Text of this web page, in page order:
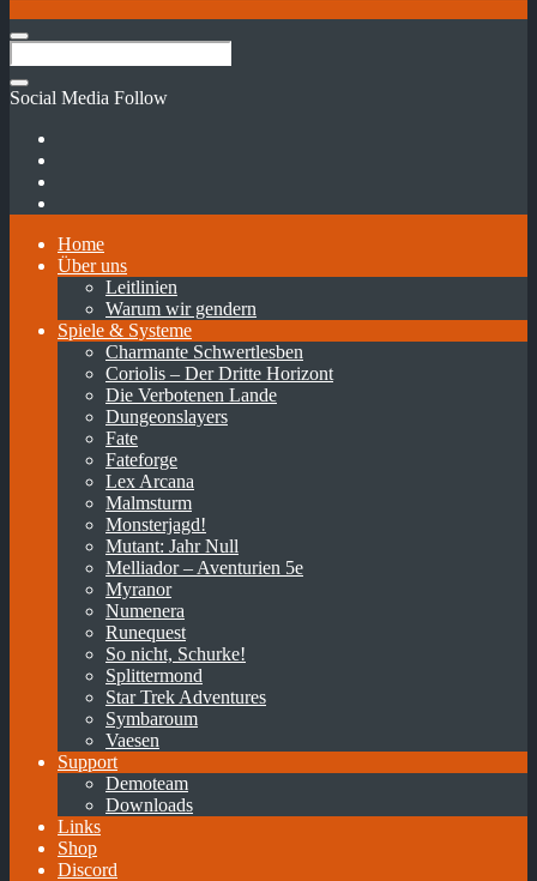
Social Media Follow
Home
Über uns
Leitlinien
Warum wir gendern
Spiele & Systeme
Charmante Schwertlesben
Coriolis – Der Dritte Horizont
Die Verbotenen Lande
Dungeonslayers
Fate
Fateforge
Lex Arcana
Malmsturm
Monsterjagd!
Mutant: Jahr Null
Melliador – Aventurien 5e
Myranor
Numenera
Runequest
So nicht, Schurke!
Splittermond
Star Trek Adventures
Symbaroum
Vaesen
Support
Demoteam
Downloads
Links
Shop
Discord